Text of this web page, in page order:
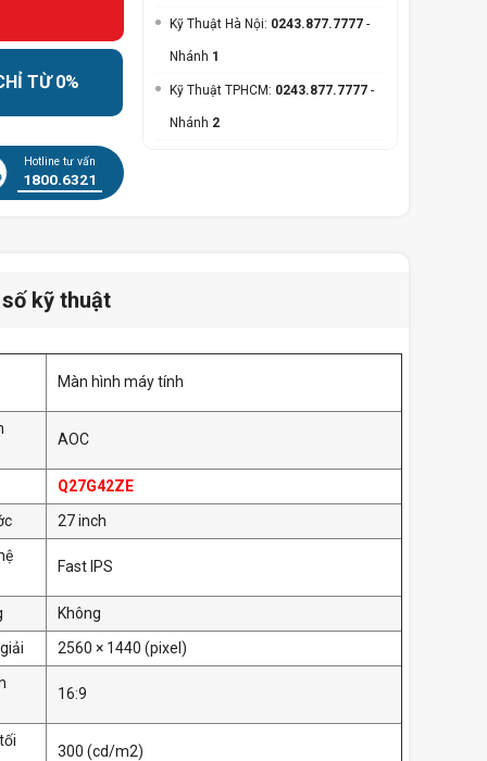
TỪ 0%
Hotline tư vấn
1800.6321
Kỹ Thuật Hà Nội: 0243.877.7777 -
Nhánh 1
Kỹ Thuật TPHCM: 0243.877.7777 -
Nhánh 2
kỹ thuật
Màn hình máy tính
AOC
Q27G42ZE
27 inch
Fast IPS
Không
2560 × 1440 (pixel)
16:9
300 (cd/m2)